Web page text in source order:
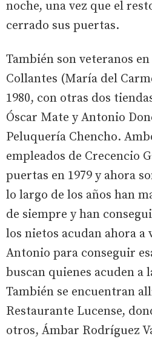
noche, una vez que el
cerrado sus puertas.
También son veteranos
Collantes (María del
1980, con otras dos
Óscar Mate y Antonio
Peluquería Chencho.
empleados de Crecencio
puertas en 1979 y ahora
lo largo de los años han
de siempre y han
los nietos acudan ahora a
Antonio para conseguir
buscan quienes acuden a
También se encuentran
Restaurante Lucense,
otros, Ámbar Rodríguez